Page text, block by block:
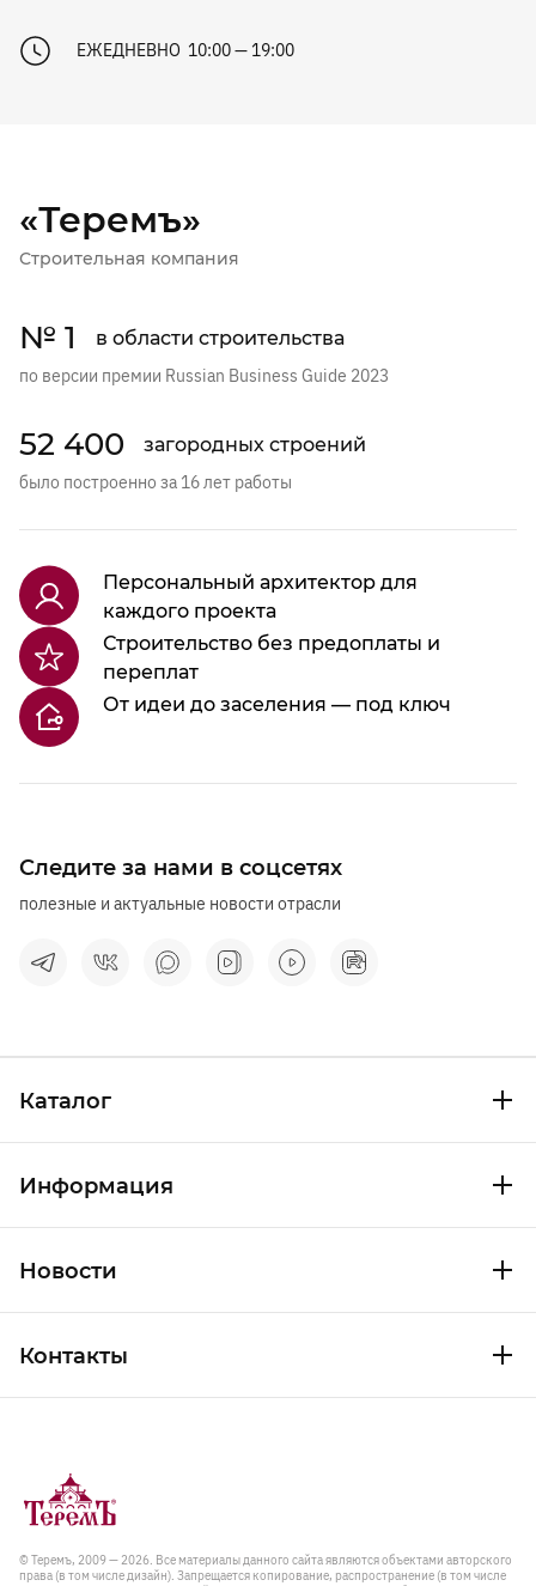
ЕЖЕДНЕВНО 10:00 — 19:00
«Теремъ»
Строительная компания
№ 1 в области строительства
по версии премии Russian Business Guide 2023
52 400 загородных строений
было построенно за 16 лет работы
Следите за нами в соцсетях
полезные и актуальные новости отрасли
Персональный архитектор для
каждого проекта
Строительство без предоплаты и
переплат
От идеи до заселения — под ключ
Каталог
Информация
Новости
Контакты
© Теремъ, 2009 — 2026. Все материалы данного сайта являются объектами авторского
права (в том числе дизайн). Запрещается копирование, распространение (в том числе